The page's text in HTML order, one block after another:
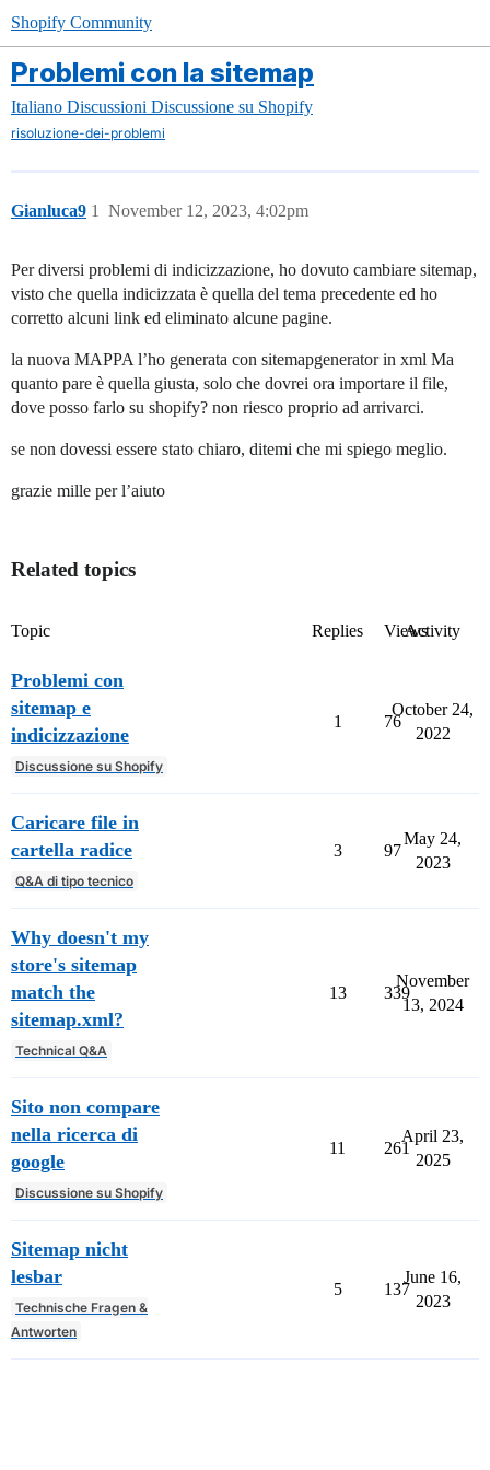
Shopify Community
Problemi con la sitemap
Italiano Discussioni Discussione su Shopify
risoluzione-dei-problemi
Gianluca9 November 12, 2023, 4:02pm
1
Per diversi problemi di indicizzazione, ho dovuto cambiare sitemap,
visto che quella indicizzata è quella del tema precedente ed ho
corretto alcuni link ed eliminato alcune pagine.
la nuova MAPPA l’ho generata con sitemapgenerator in xml Ma
quanto pare è quella giusta, solo che dovrei ora importare il file,
dove posso farlo su shopify? non riesco proprio ad arrivarci.
se non dovessi essere stato chiaro, ditemi che mi spiego meglio.
grazie mille per l’aiuto
Related topics
Topic Replies ViewsActivity
Problemi con
sitemap e
indicizzazione
Discussione su Shopify
1 76
October 24,
2022
Caricare file in
cartella radice
Q&A di tipo tecnico
3 97
May 24,
2023
Why doesn't my
store's sitemap
match the
sitemap.xml?
Technical Q&A
13 339
November
13, 2024
Sito non compare
nella ricerca di
google
Discussione su Shopify
11 261
April 23,
2025
Sitemap nicht
lesbar
Technische Fragen &
Antworten
5 137
June 16,
2023